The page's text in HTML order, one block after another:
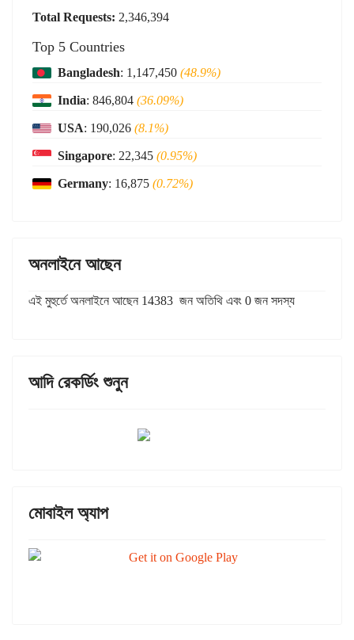
Total Requests: 2,346,394
Top 5 Countries
Bangladesh: 1,147,450 (48.9%)
India: 846,804 (36.09%)
USA: 190,026 (8.1%)
Singapore: 22,345 (0.95%)
Germany: 16,875 (0.72%)
অনলাইনে আছেন
এই মুহুর্তে অনলাইনে আছেন 14383 জন অতিথি এবং 0 জন সদস্য
আদি রেকর্ডিং শুনুন
মোবাইল অ্যাপ